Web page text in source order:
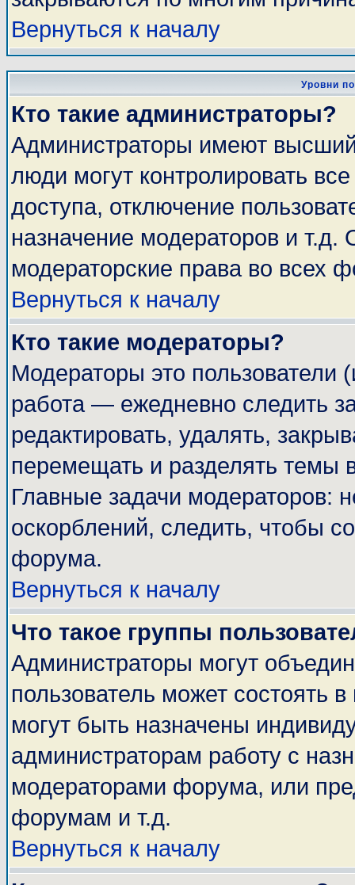
Вернуться к началу
Уровни
Кто такие администраторы?
Администраторы имеют
люди могут контролировать
доступа, отключение
назначение модераторов и
модераторские права во всех
Вернуться к началу
Кто такие модераторы?
Модераторы это пользователи
работа — ежедневно следить
редактировать, удалять,
перемещать и разделять темы
Главные задачи модераторов:
оскорблений, следить, чтобы
форума.
Вернуться к началу
Что такое группы
Администраторы могут
пользователь может состоять
могут быть назначены
администраторам работу с
модераторами форума, или
форумам и т.д.
Вернуться к началу